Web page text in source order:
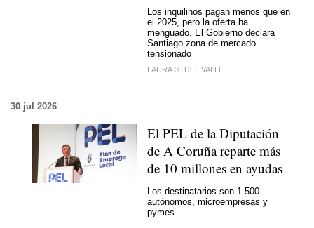
Los inquilinos pagan menos que en
el 2025, pero la oferta ha
menguado. El Gobierno declara
Santiago zona de mercado
tensionado
LAURA G. DEL VALLE
30 jul 2026
El PEL de la Diputación
de A Coruña reparte más
de 10 millones en ayudas
Los destinatarios son 1.500
autónomos, microempresas y
pymes